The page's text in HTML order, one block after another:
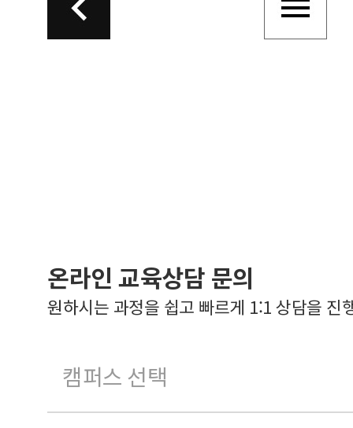
온라인 교육상담 문의
원하시는 과정을 쉽고 빠르게 1:1 상담을 진